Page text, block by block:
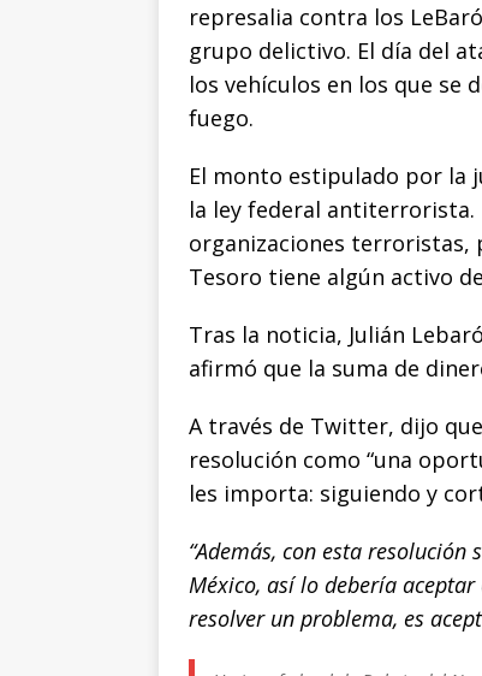
represalia contra los
grupo delictivo. El día del
los vehículos en los que se
fuego.
El monto estipulado por la
la ley federal antiterrorista.
organizaciones terroristas,
Tesoro tiene algún activo
Tras la noticia, Julián
afirmó que la suma de
A través de Twitter, dijo
resolución como “una
les importa: siguiendo y
“Además, con esta resolución
México, así lo debería
resolver un problema, es